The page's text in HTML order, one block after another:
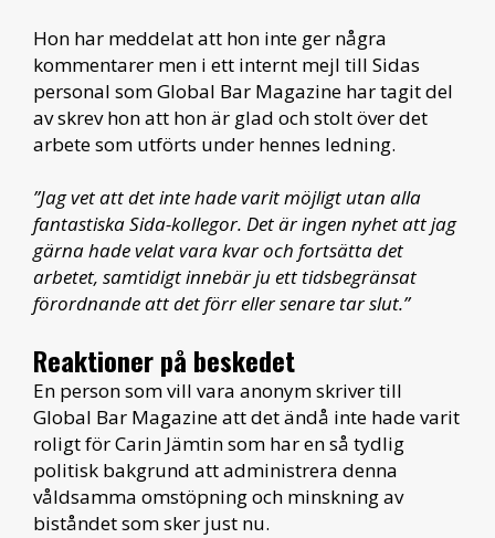
Hon har meddelat att hon inte ger några
kommentarer men i ett internt mejl till Sidas
personal som Global Bar Magazine har tagit del
av skrev hon att hon är glad och stolt över det
arbete som utförts under hennes ledning.
”Jag vet att det inte hade varit möjligt utan alla
fantastiska Sida-kollegor. Det är ingen nyhet att jag
gärna hade velat vara kvar och fortsätta det
arbetet, samtidigt innebär ju ett tidsbegränsat
förordnande att det förr eller senare tar slut.”
Reaktioner på beskedet
En person som vill vara anonym skriver till
Global Bar Magazine att det ändå inte hade varit
roligt för Carin Jämtin som har en så tydlig
politisk bakgrund att administrera denna
våldsamma omstöpning och minskning av
biståndet som sker just nu.